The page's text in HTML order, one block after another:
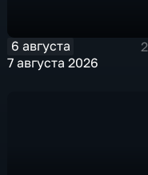
6 августа
7 августа 2026